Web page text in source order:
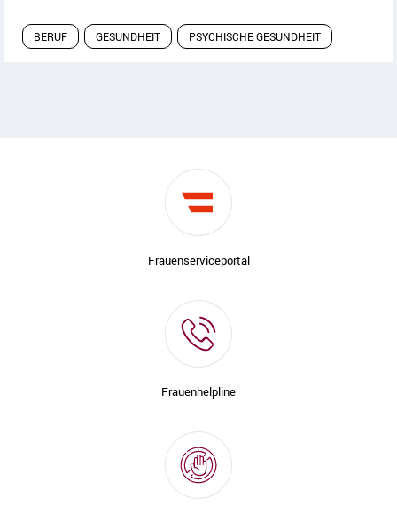
BERUF GESUNDHEIT PSYCHISCHE GESUNDHEIT
Frauenserviceportal
Frauenhelpline